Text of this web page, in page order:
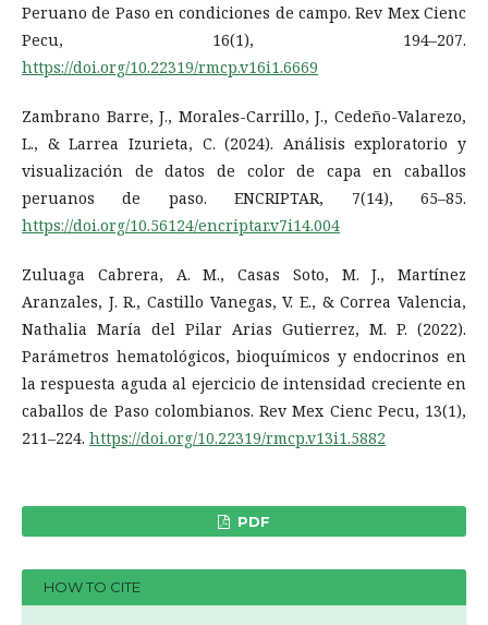
Peruano de Paso en condiciones de campo. Rev Mex Cienc
Pecu, 16(1), 194–207.
https://doi.org/10.22319/rmcp.v16i1.6669
Zambrano Barre, J., Morales-Carrillo, J., Cedeño-Valarezo,
L., & Larrea Izurieta, C. (2024). Análisis exploratorio y
visualización de datos de color de capa en caballos
peruanos de paso. ENCRIPTAR, 7(14), 65–85.
https://doi.org/10.56124/encriptar.v7i14.004
Zuluaga Cabrera, A. M., Casas Soto, M. J., Martínez
Aranzales, J. R., Castillo Vanegas, V. E., & Correa Valencia,
Nathalia María del Pilar Arias Gutierrez, M. P. (2022).
Parámetros hematológicos, bioquímicos y endocrinos en
la respuesta aguda al ejercicio de intensidad creciente en
caballos de Paso colombianos. Rev Mex Cienc Pecu, 13(1),
211–224. https://doi.org/10.22319/rmcp.v13i1.5882
PDF
HOW TO CITE